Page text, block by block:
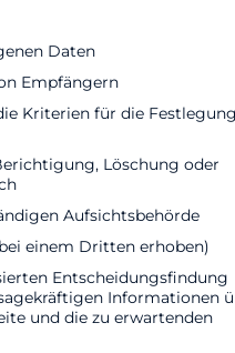
Daten
Empfängern
Kriterien für die
Löschung oder
Aufsichtsbehörde
einem Dritten erhoben)
Entscheidungsfindung
Informationen
und die zu erwartenden